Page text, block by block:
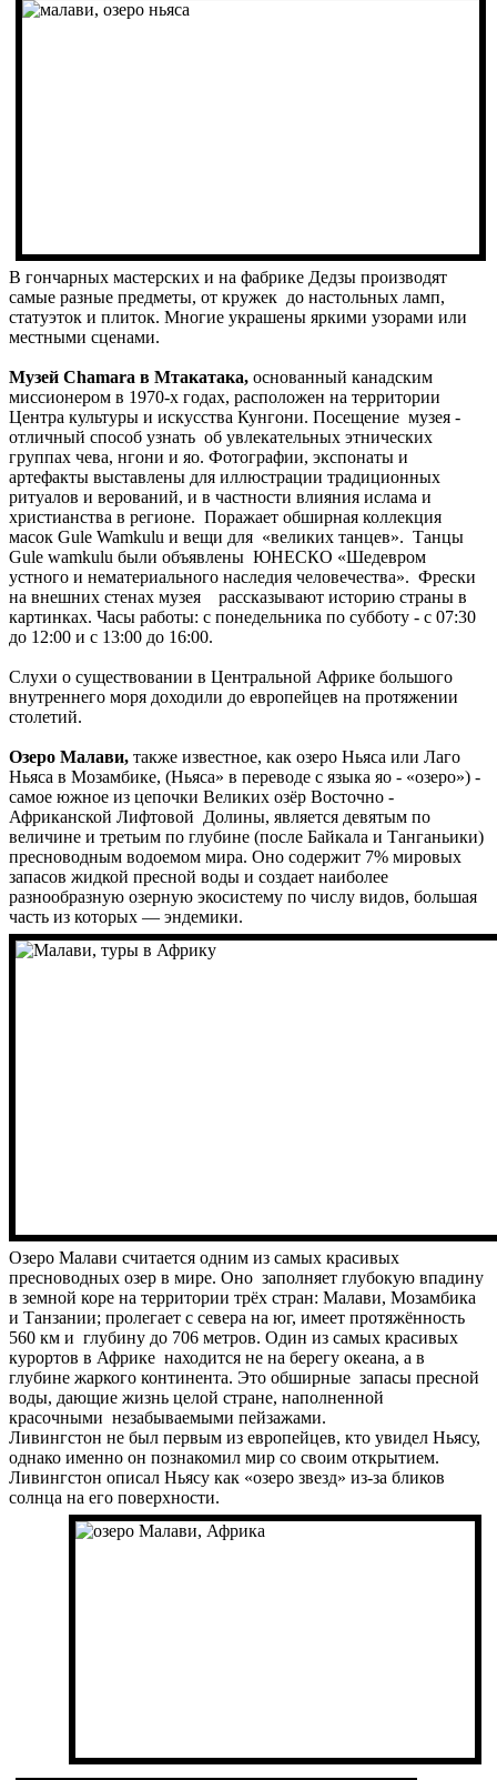
В гончарных мастерских и на фабрике Дедзы производят
самые разные предметы, от кружек до настольных ламп,
статуэток и плиток. Многие украшены яркими узорами или
местными сценами.
Музей Chamara в Мтакатака, основанный канадским
миссионером в 1970-х годах, расположен на территории
Центра культуры и искусства Кунгони. Посещение музея -
отличный способ узнать об увлекательных этнических
группах чева, нгони и яо. Фотографии, экспонаты и
артефакты выставлены для иллюстрации традиционных
ритуалов и верований, и в частности влияния ислама и
христианства в регионе. Поражает обширная коллекция
масок Gule Wamkulu и вещи для «великих танцев». Танцы
Gule wamkulu были объявлены ЮНЕСКО «Шедевром
устного и нематериального наследия человечества». Фрески
на внешних стенах музея рассказывают историю страны в
картинках. Часы работы: с понедельника по субботу - с 07:30
до 12:00 и с 13:00 до 16:00.
Слухи о существовании в Центральной Африке большого
внутреннего моря доходили до европейцев на протяжении
столетий.
Озеро Малави, также известное, как озеро Ньяса или Лаго
Ньяса в Мозамбике, (Ньяса» в переводе с языка яо - «озеро») -
самое южное из цепочки Великих озёр Восточно -
Африканской Лифтовой Долины, является девятым по
величине и третьим по глубине (после Байкала и Танганьики)
пресноводным водоемом мира. Оно содержит 7% мировых
запасов жидкой пресной воды и создает наиболее
разнообразную озерную экосистему по числу видов, большая
часть из которых — эндемики.
Озеро Малави считается одним из самых красивых
пресноводных озер в мире. Оно заполняет глубокую впадину
в земной коре на территории трёх стран: Малави, Мозамбика
и Танзании; пролегает с севера на юг, имеет протяжённость
560 км и глубину до 706 метров. Один из самых красивых
курортов в Африке находится не на берегу океана, а в
глубине жаркого континента. Это обширные запасы пресной
воды, дающие жизнь целой стране, наполненной
красочными незабываемыми пейзажами.
Ливингстон не был первым из европейцев, кто увидел Ньясу,
однако именно он познакомил мир со своим открытием.
Ливингстон описал Ньясу как «озеро звезд» из-за бликов
солнца на его поверхности.